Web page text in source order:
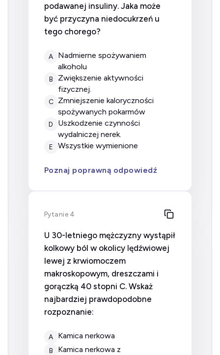
podawanej insuliny. Jaka może
być przyczyna niedocukrzeń u
tego chorego?
A
nadmierne spożywaniem
alkoholu
B
zwiększenie aktywności
fizycznej.
C
zmniejszenie kaloryczności
spożywanych pokarmów
D
uszkodzenie czynności
wydalniczej nerek.
E wszystkie wymienione
Poznaj poprawną odpowiedź
Pytanie 4
U 30-letniego mężczyzny wystąpił
kolkowy ból w okolicy lędźwiowej
lewej z krwiomoczem
makroskopowym, dreszczami i
gorączką 40 stopni C. Wskaż
najbardziej prawdopodobne
rozpoznanie:
A kamica nerkowa
B
kamica nerkowa z